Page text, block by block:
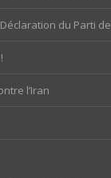
du Parti
l’Iran